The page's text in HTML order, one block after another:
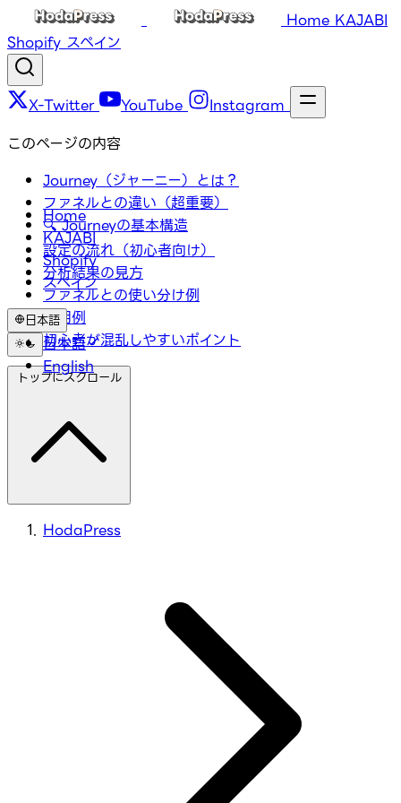
Home KAJABI
Shopify スペイン
X-Twitter YouTube Instagram
Home
KAJABI
Shopify
スペイン
日本語
日本語
English
このページの内容
Journey（ジャーニー）とは？
ファネルとの違い（超重要）
🔍 Journeyの基本構造
設定の流れ（初心者向け）
分析結果の見方
ファネルとの使い分け例
活用例
初心者が混乱しやすいポイント
トップにスクロール
HodaPress